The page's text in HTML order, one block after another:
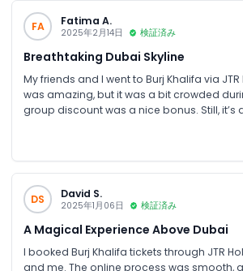
FA Fatima A.
2025年2月14日 検証済み
Breathtaking Dubai Skyline
My friends and I went to Burj Khalifa via
was amazing, but it was a bit crowded
group discount was a nice bonus. Still,
DS David S.
2025年1月06日 検証済み
A Magical Experience Above Dubai
I booked Burj Khalifa tickets through JTR
and me. The online process was smooth,